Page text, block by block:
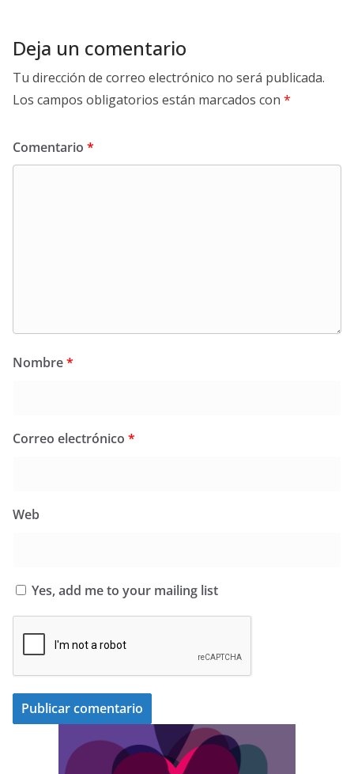
Deja un comentario
Tu dirección de correo electrónico no será publicada.
Los campos obligatorios están marcados con *
Comentario *
Nombre*
Correo electrónico *
Web
Yes, add me to your mailing list